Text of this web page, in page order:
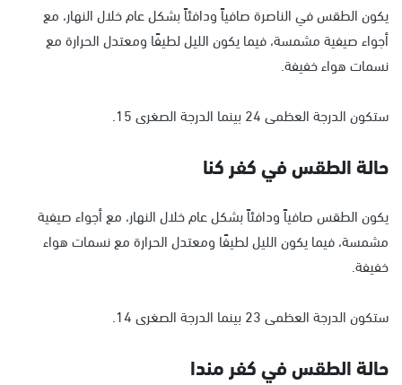
يكون الطقس في الناصرة صافياً ودافئاً بشكل عام خلال النهار، مع
أجواء صيفية مشمسة، فيما يكون الليل لطيفًا ومعتدل الحرارة مع
نسمات هواء خفيفة.
ستكون الدرجة العظمى 24 بينما الدرجة الصغرى 15.
حالة الطقس في كفر كنا
يكون الطقس صافياً ودافئاً بشكل عام خلال النهار، مع أجواء صيفية
مشمسة، فيما يكون الليل لطيفًا ومعتدل الحرارة مع نسمات هواء
خفيفة.
ستكون الدرجة العظمى 23 بينما الدرجة الصغرى 14.
حالة الطقس في كفر مندا